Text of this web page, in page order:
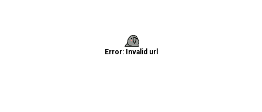
Error: Invalid url